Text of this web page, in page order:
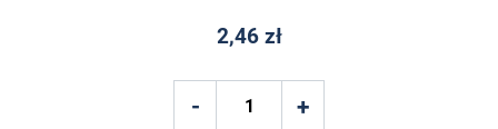
2,46 zł